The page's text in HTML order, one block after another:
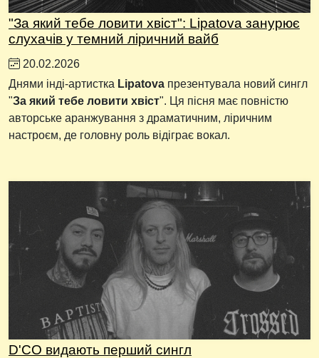
"За який тебе ловити хвіст": Lipatova занурює
слухачів у темний ліричний вайб
20.02.2026
Днями інді-артистка Lipatova презентувала новий сингл
"За який тебе ловити хвіст". Ця пісня має повністю
авторське аранжування з драматичним, ліричним
настроєм, де головну роль відіграє вокал.
D'CO видають перший сингл